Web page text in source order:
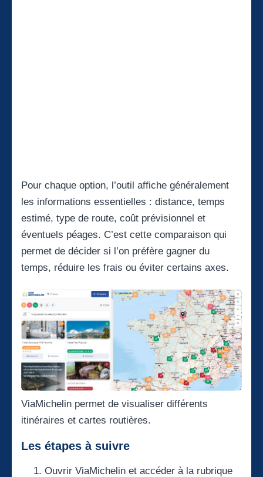
Pour chaque option, l’outil affiche généralement
les informations essentielles : distance, temps
estimé, type de route, coût prévisionnel et
éventuels péages. C’est cette comparaison qui
permet de décider si l’on préfère gagner du
temps, réduire les frais ou éviter certains axes.
ViaMichelin permet de visualiser différents
itinéraires et cartes routières.
Les étapes à suivre
Ouvrir ViaMichelin et accéder à la rubrique